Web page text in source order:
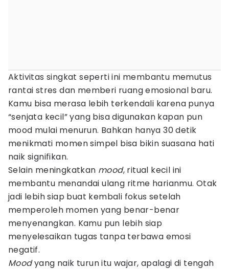
Aktivitas singkat seperti ini membantu memutus
rantai stres dan memberi ruang emosional baru.
Kamu bisa merasa lebih terkendali karena punya
“senjata kecil” yang bisa digunakan kapan pun
mood mulai menurun. Bahkan hanya 30 detik
menikmati momen simpel bisa bikin suasana hati
naik signifikan.
Selain meningkatkan mood, ritual kecil ini
membantu menandai ulang ritme harianmu. Otak
jadi lebih siap buat kembali fokus setelah
memperoleh momen yang benar-benar
menyenangkan. Kamu pun lebih siap
menyelesaikan tugas tanpa terbawa emosi
negatif.
Moodyang naik turun itu wajar, apalagi di tengah